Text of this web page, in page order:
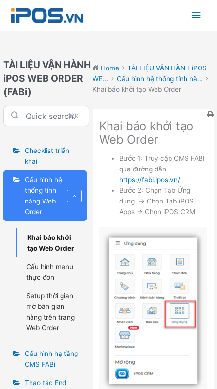
Main
TÀI LIỆU VẬN HÀNH
iPOS WEB ORDER
(FABi)
⌘K
Checklist triển
khai
Cấu hình hệ
thống tính
năng Web
Order
Khai báo khởi
tạo Web Order
Cấu hình menu
thực đơn
Setup thời gian
mở bán gian
hàng trên trang
Web Order
Cấu hình hạ tầng
CMS FABi
Thao tác End
Home
TÀI LIỆU VẬN HÀNH iPOS
WE...
Cấu hình hệ thống tính nă...
Khai báo khởi tạo Web Order
Khai báo khởi tạo
Web Order
Bước 1: Truy cập CMS FABI
qua đường dẫn
https://fabi.ipos.vn/
Bước 2: Chọn Tab Ứng
dụng -> Chọn Tab iPOS
Apps -> Chọn iPOS CRM